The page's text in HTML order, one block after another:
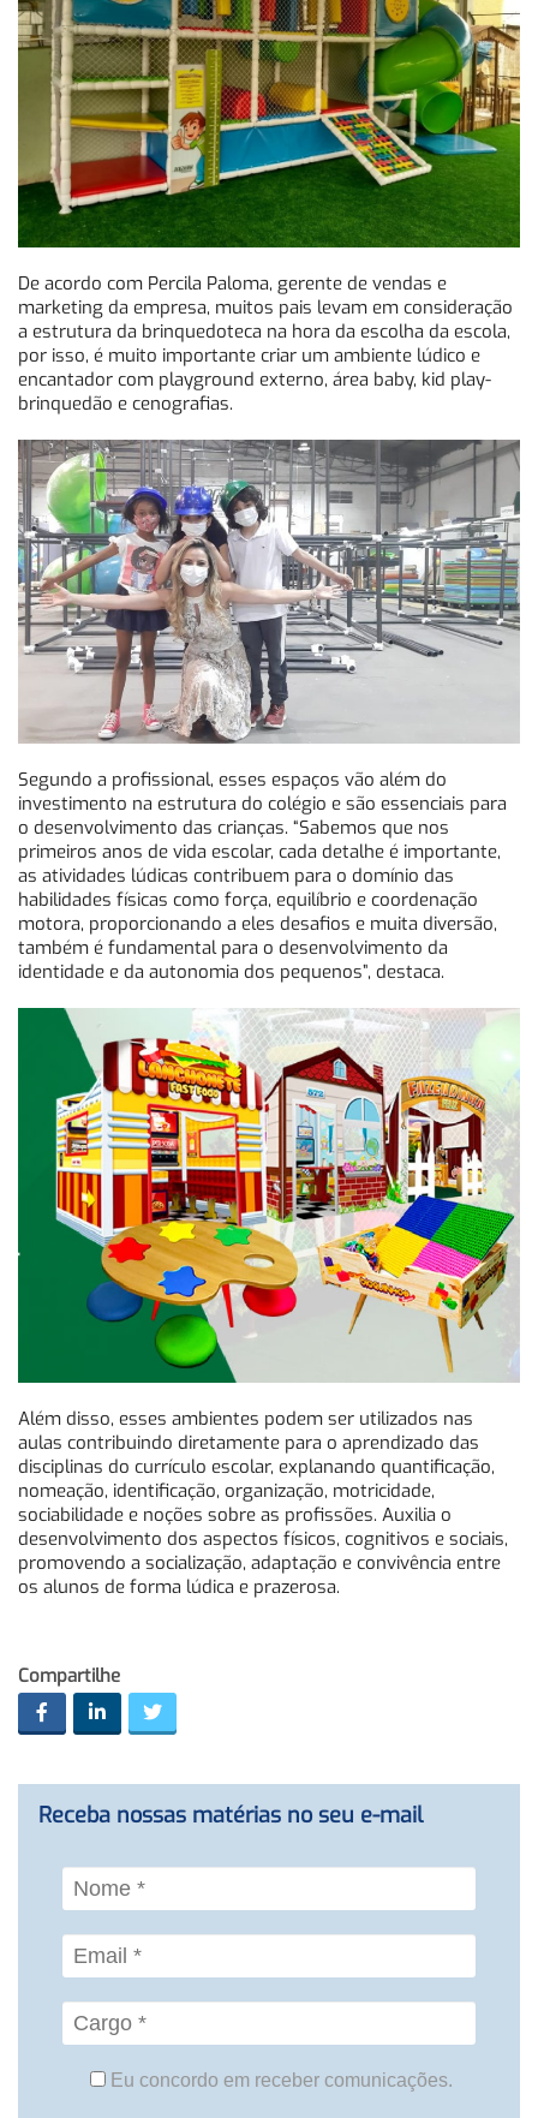
De acordo com Percila Paloma, gerente de vendas e
marketing da empresa, muitos pais levam em consideração
a estrutura da brinquedoteca na hora da escolha da escola,
por isso, é muito importante criar um ambiente lúdico e
encantador com playground externo, área baby, kid play-
brinquedão e cenografias.
Segundo a profissional, esses espaços vão além do
investimento na estrutura do colégio e são essenciais para
o desenvolvimento das crianças. “Sabemos que nos
primeiros anos de vida escolar, cada detalhe é importante,
as atividades lúdicas contribuem para o domínio das
habilidades físicas como força, equilíbrio e coordenação
motora, proporcionando a eles desafios e muita diversão,
também é fundamental para o desenvolvimento da
identidade e da autonomia dos pequenos”, destaca.
Além disso, esses ambientes podem ser utilizados nas
aulas contribuindo diretamente para o aprendizado das
disciplinas do currículo escolar, explanando quantificação,
nomeação, identificação, organização, motricidade,
sociabilidade e noções sobre as profissões. Auxilia o
desenvolvimento dos aspectos físicos, cognitivos e sociais,
promovendo a socialização, adaptação e convivência entre
os alunos de forma lúdica e prazerosa.
Compartilhe
Receba nossas matérias no seu e-mail
Eu concordo em receber comunicações.